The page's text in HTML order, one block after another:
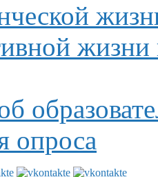
жизни
опроса